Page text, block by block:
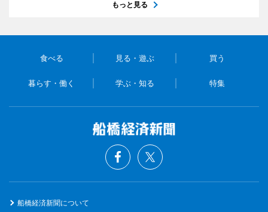
もっと見る
食べる 見る・遊ぶ 買う
暮らす・働く 学ぶ・知る 特集
船橋経済新聞について